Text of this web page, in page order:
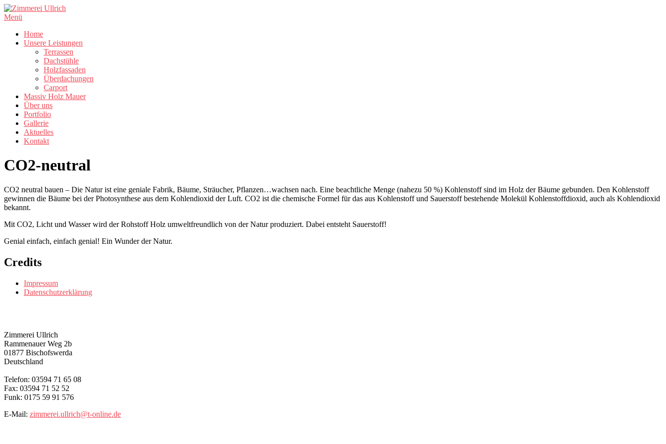
Zum
Inhalt
Menü
Home
Unsere Leistungen
Terrassen
Dachstühle
Holzfassaden
Überdachungen
Carport
Massiv Holz Mauer
Über uns
Portfolio
Gallerie
Aktuelles
Kontakt
CO2-neutral
CO2 neutral bauen – Die Natur ist eine geniale Fabrik, Bäume, Sträucher, Pflanzen…wachsen nach. Eine beachtliche Menge (nahezu 50 %) Kohlenstoff sind im Holz der Bäume gebunden. Den Kohlenstoff
gewinnen die Bäume bei der Photosynthese aus dem Kohlendioxid der Luft. CO2 ist die chemische Formel für das aus Kohlenstoff und Sauerstoff bestehende Molekül Kohlenstoffdioxid, auch als Kohlendioxid
bekannt.
Mit CO2, Licht und Wasser wird der Rohstoff Holz umweltfreundlich von der Natur produziert. Dabei entsteht Sauerstoff!
Genial einfach, einfach genial! Ein Wunder der Natur.
Credits
Impressum
Datenschutzerklärung
Zimmerei Ullrich
Rammenauer Weg 2b
01877 Bischofswerda
Deutschland
Telefon: 03594 71 65 08
Fax: 03594 71 52 52
Funk: 0175 59 91 576
E-Mail: zimmerei.ullrich@t-online.de